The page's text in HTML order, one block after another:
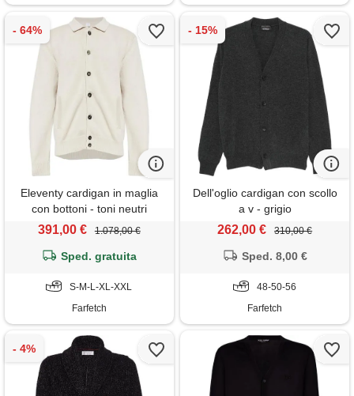
Eleventy cardigan in maglia
con bottoni - toni neutri
391,00 € 1.078,00 €
Sped. gratuita
S-M-L-XL-XXL
Farfetch
Dell'oglio cardigan con scollo
a v - grigio
262,00 € 310,00 €
Sped. 8,00 €
48-50-56
Farfetch